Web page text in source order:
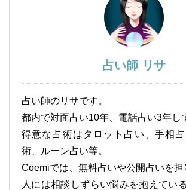
占い師 リサ
占い師のリサです。
都内で対面占い10年、電話占い3年し
得意な占術はタロット占い、手相
術、ルーン占い等。
Coemiでは、無料占いや公開占いを担
人には相談しずらい悩みを抱えてい